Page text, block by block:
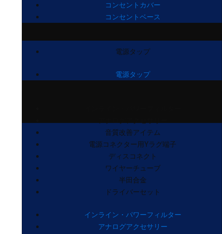
コンセントカバー
コンセントベース
電源タップ
電源タップ
音質改善アイテム
電源コネクター用Yラグ端子
ディスコネクト
ワイヤーチューブ
半田合金
ドライバーセット
インライン・パワーフィルター
アナログアクセサリー